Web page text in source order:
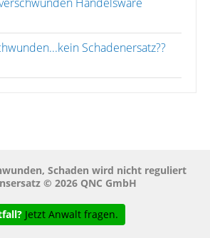
Schadenersatz??
Schaden wird nicht reguliert
© 2026 QNC GmbH
Jetzt Anwalt fragen.